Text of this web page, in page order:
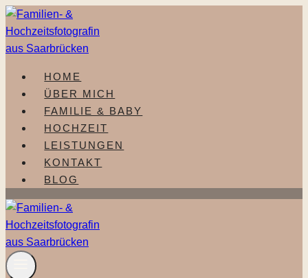
Zum
Inhalt
springen
HOME
ÜBER MICH
FAMILIE & BABY
HOCHZEIT
LEISTUNGEN
KONTAKT
BLOG